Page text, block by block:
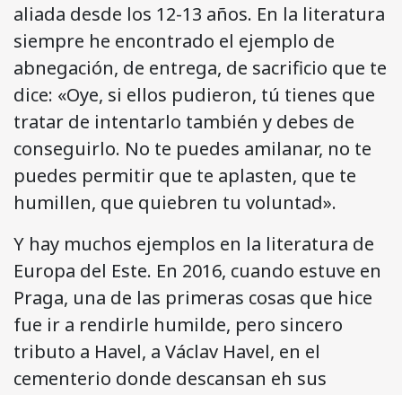
aliada desde los 12-13 años. En la literatura
siempre he encontrado el ejemplo de
abnegación, de entrega, de sacrificio que te
dice: «Oye, si ellos pudieron, tú tienes que
tratar de intentarlo también y debes de
conseguirlo. No te puedes amilanar, no te
puedes permitir que te aplasten, que te
humillen, que quiebren tu voluntad».
Y hay muchos ejemplos en la literatura de
Europa del Este. En 2016, cuando estuve en
Praga, una de las primeras cosas que hice
fue ir a rendirle humilde, pero sincero
tributo a Havel, a Václav Havel, en el
cementerio donde descansan eh sus